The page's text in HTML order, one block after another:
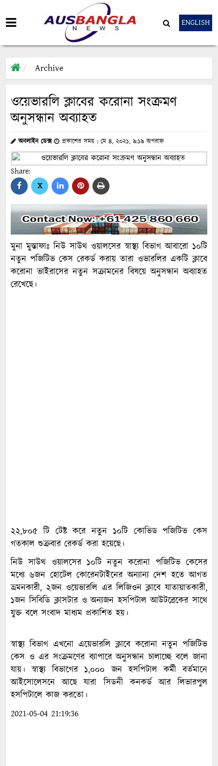
ENGLISH
Archive
ওয়েভারলি ক্লাবের করোনা সংক্রমণ
অনুসন্ধান অব্যাহত
অনলাইন ডেক্স প্রকাশের সময় : মে ৪, ২০২১, ৯:১৯ অপরাহ্ন
Share:
X
মুনা মুস্তাফাঃ নিউ সাউথ ওয়ালসের স্বাস্থ্য বিভাগ আবারো ১০টি
নতুন পজিটিভ কেস রেকর্ড করায় তারা ওভারলির একটি ক্লাবে
করোনা ভাইরাসের নতুন সক্রামনের বিষয়ে অনুসন্ধান অব্যাহত
রেখেছে।
২২,৮০৫ টি টেষ্ট করে নতুন ১০টি কোভিড পজিটিভ কেস
গতকাল শুক্রবার রেকর্ড করা হয়েছে।
নিউ সাউথ ওয়ালসের ১০টি নতুন করোনা পজিটিভ কেসের
মধ্যে ৬জন হোটেল কোরেনটাইনের অন্যান্য দেশ হতে আগত
ভ্রমনকারী, ২জন ওয়েভারলি এর লিজিওন ক্লাবে যাতায়াতকারী,
১জন সিবিডি ক্লাসটার ও অন্যজন হসপিটাল আউটব্রেকের সাথে
যুক্ত বলে সংবাদ মাধ্যম প্রকাশিত হয়।
স্বাস্থ্য বিভাগ এখনো এয়েভারলি ক্লাবে করোনা নতুন পজিটিভ
কেস ও এর সংক্রমণের ব্যাপারে অনুসন্ধান চালাচ্ছে বলে জানা
যায়। স্বাস্থ্য বিভাগের ১,০০০ জন হসপিটাল কর্মী বর্তমানে
আইসোলেসনে আছে যারা সিডনী কনকর্ড আর লিভারপুল
হসপিটালে কাজ করতো।
2021-05-04 21:19:36